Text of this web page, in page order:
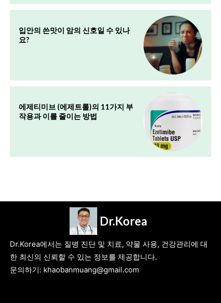
입안의 쓴맛이 암의 신호일 수 있나
요?
에제티미브 (에제트롤)의 11가지 부
작용과 이를 줄이는 방법
Dr.Korea
Dr.Korea에서는 질병 진단 및 치료, 약물 사용, 건강관리에 대
한 최신의 신뢰할 수 있는 정보를 제공합니다.
문의하기: khaobanmuang@gmail.com